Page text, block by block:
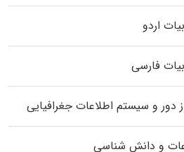
اردو
فارسی
و سیستم اطلاعات جغرافیایی
و دانش شناسی